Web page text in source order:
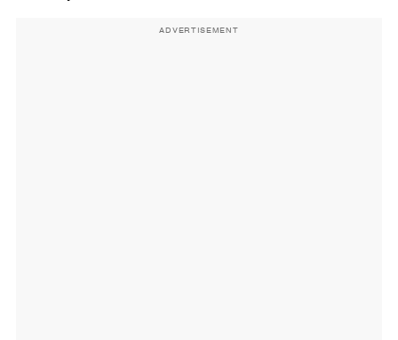
ADVERTISEMENT